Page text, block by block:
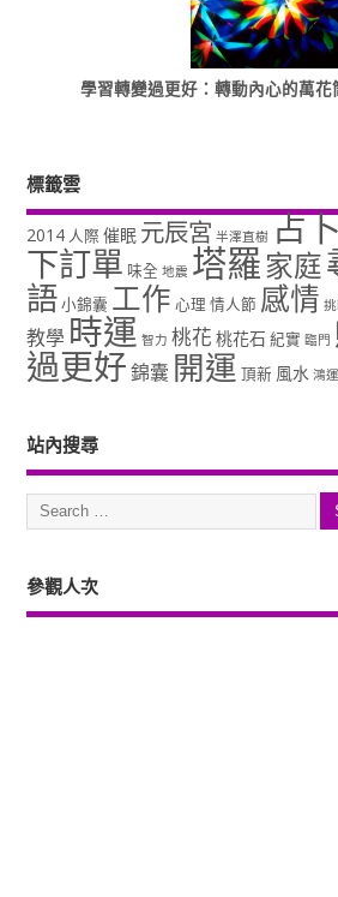
學習轉變過更好：轉動內心的萬花
標籤雲
2014 人際 催眠 元辰宮 半澤直樹 占
下訂單 味全 地震 塔羅家庭
語小錦囊 工作 心理 情人節 感情
教學 時運 智力 桃花 桃花石 紀實 臨門
過更好錦囊 開運 頂新 風水 鴻運
站內搜尋
參觀人次